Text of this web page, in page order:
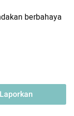
berbahaya
Laporkan